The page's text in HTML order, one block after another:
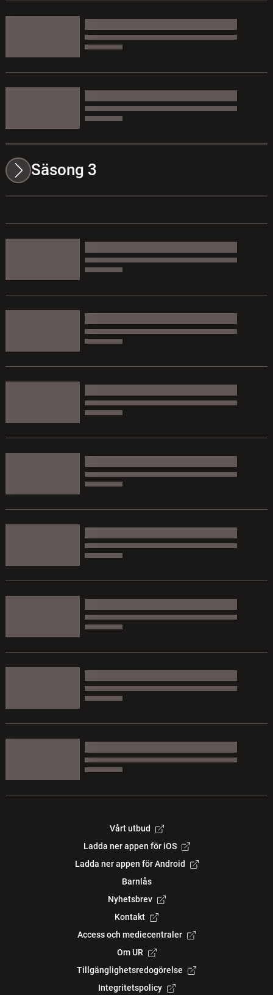
Säsong 3
Vårt utbud
Ladda ner appen för iOS
Ladda ner appen för Android
Barnlås
Nyhetsbrev
Kontakt
Access och mediecentraler
Om UR
Tillgänglighetsredogörelse
Integritetspolicy